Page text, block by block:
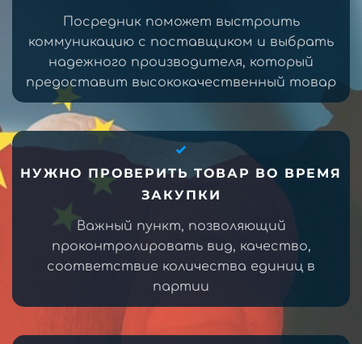
Посредник поможет выстроить
коммуникацию с поставщиком и выбрать
надежного производителя, который
предоставит высококачественный товар
НУЖНО ПРОВЕРИТЬ ТОВАР ВО ВРЕМЯ
ЗАКУПКИ
Важный пункт, позволяющий
проконтролировать вид, качество,
соответствие количества единиц в
партии